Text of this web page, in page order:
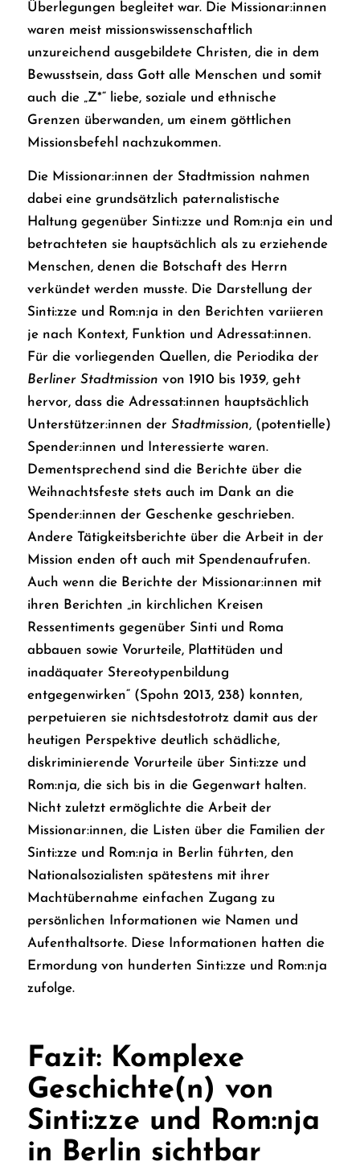
Überlegungen begleitet war. Die Missionar:innen
waren meist missionswissenschaftlich
unzureichend ausgebildete Christen, die in dem
Bewusstsein, dass Gott alle Menschen und somit
auch die „Z*“ liebe, soziale und ethnische
Grenzen überwanden, um einem göttlichen
Missionsbefehl nachzukommen.
Die Missionar:innen der Stadtmission nahmen
dabei eine grundsätzlich paternalistische
Haltung gegenüber Sinti:zze und Rom:nja ein und
betrachteten sie hauptsächlich als zu erziehende
Menschen, denen die Botschaft des Herrn
verkündet werden musste. Die Darstellung der
Sinti:zze und Rom:nja in den Berichten variieren
je nach Kontext, Funktion und Adressat:innen.
Für die vorliegenden Quellen, die Periodika der
Berliner Stadtmission von 1910 bis 1939, geht
hervor, dass die Adressat:innen hauptsächlich
Unterstützer:innen der Stadtmission, (potentielle)
Spender:innen und Interessierte waren.
Dementsprechend sind die Berichte über die
Weihnachtsfeste stets auch im Dank an die
Spender:innen der Geschenke geschrieben.
Andere Tätigkeitsberichte über die Arbeit in der
Mission enden oft auch mit Spendenaufrufen.
Auch wenn die Berichte der Missionar:innen mit
ihren Berichten „in kirchlichen Kreisen
Ressentiments gegenüber Sinti und Roma
abbauen sowie Vorurteile, Plattitüden und
inadäquater Stereotypenbildung
entgegenwirken“ (Spohn 2013, 238) konnten,
perpetuieren sie nichtsdestotrotz damit aus der
heutigen Perspektive deutlich schädliche,
diskriminierende Vorurteile über Sinti:zze und
Rom:nja, die sich bis in die Gegenwart halten.
Nicht zuletzt ermöglichte die Arbeit der
Missionar:innen, die Listen über die Familien der
Sinti:zze und Rom:nja in Berlin führten, den
Nationalsozialisten spätestens mit ihrer
Machtübernahme einfachen Zugang zu
persönlichen Informationen wie Namen und
Aufenthaltsorte. Diese Informationen hatten die
Ermordung von hunderten Sinti:zze und Rom:nja
zufolge.
Fazit: Komplexe
Geschichte(n) von
Sinti:zze und Rom:nja
in Berlin sichtbar